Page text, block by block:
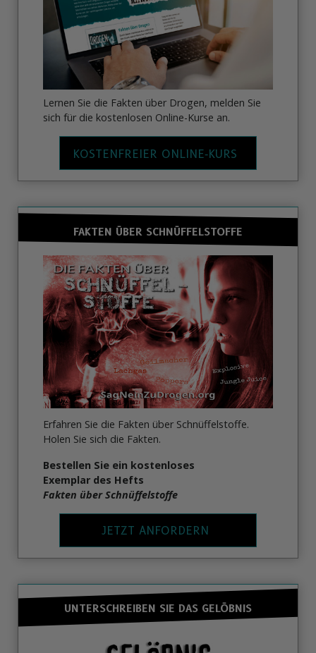
Lernen Sie die Fakten über Drogen, melden Sie
sich für die kostenlosen Online-Kurse an.
KOSTENFREIER ONLINE‑KURS
FAKTEN ÜBER SCHNÜFFELSTOFFE
Erfahren Sie die Fakten über Schnüffelstoffe.
Holen Sie sich die Fakten.
Bestellen Sie ein kostenloses
Exemplar des Hefts
Fakten über Schnüffelstoffe
JETZT ANFORDERN
UNTERSCHREIBEN SIE DAS GELÖBNIS